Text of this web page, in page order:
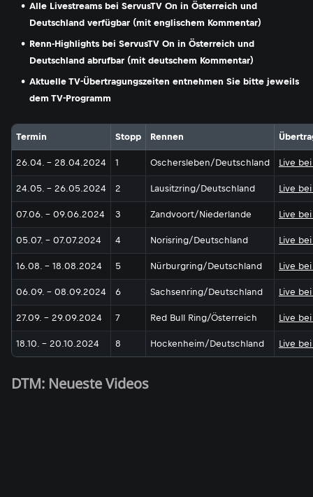
Alle Livestreams bei ServusTV On in Österreich und
Deutschland verfügbar (mit englischem Kommentar)
Renn-Highlights bei ServusTV On in Österreich und
Deutschland abrufbar (mit deutschem Kommentar)
Aktuelle TV-Übertragungszeiten entnehmen Sie bitte jeweils
dem TV-Programm
Termin Stopp Rennen
26.04. - 28.04.2024 1 Oschersleben/Deutschland Live
24.05. - 26.05.2024 2 Lausitzring/Deutschland Live
07.06. - 09.06.2024 3 Zandvoort/Niederlande Live
05.07. - 07.07.2024 4 Norisring/Deutschland Live
16.08. - 18.08.2024 5 Nürburgring/Deutschland Live
06.09. - 08.09.2024 6 Sachsenring/Deutschland Live
27.09. - 29.09.2024 7 Red Bull Ring/Österreich Live
18.10. - 20.10.2024 8 Hockenheim/Deutschland Live
DTM: Neueste Videos